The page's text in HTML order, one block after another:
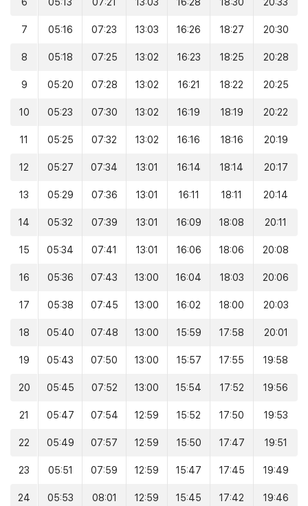
7 05:16 07:23 13:03 16:26 18:27 20:30
8 05:18 07:25 13:02 16:23 18:25 20:28
9 05:20 07:28 13:02 16:21 18:22 20:25
10 05:23 07:30 13:02 16:19 18:19 20:22
11 05:25 07:32 13:02 16:16 18:16 20:19
12 05:27 07:34 13:01 16:14 18:14 20:17
13 05:29 07:36 13:01 16:11 18:11 20:14
14 05:32 07:39 13:01 16:09 18:08 20:11
15 05:34 07:41 13:01 16:06 18:06 20:08
16 05:36 07:43 13:00 16:04 18:03 20:06
17 05:38 07:45 13:00 16:02 18:00 20:03
18 05:40 07:48 13:00 15:59 17:58 20:01
19 05:43 07:50 13:00 15:57 17:55 19:58
20 05:45 07:52 13:00 15:54 17:52 19:56
21 05:47 07:54 12:59 15:52 17:50 19:53
22 05:49 07:57 12:59 15:50 17:47 19:51
23 05:51 07:59 12:59 15:47 17:45 19:49
24 05:53 08:01 12:59 15:45 17:42 19:46